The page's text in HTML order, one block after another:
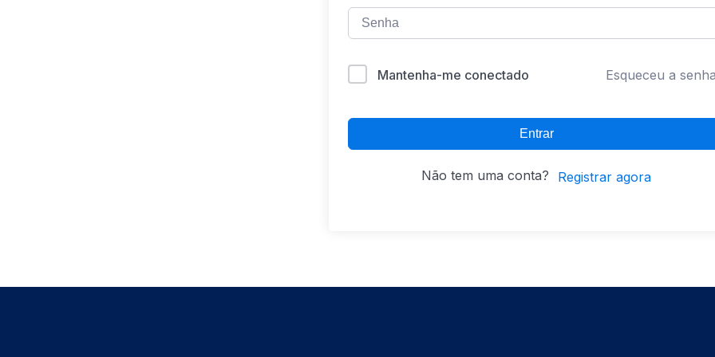
Mantenha-me conectado Esqueceu a
Entrar
Não tem uma conta? Registrar agora